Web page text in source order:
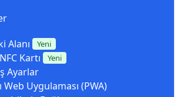
Alanı
Yeni
Kartı Yeni
Ayarlar
Web Uygulaması (PWA)